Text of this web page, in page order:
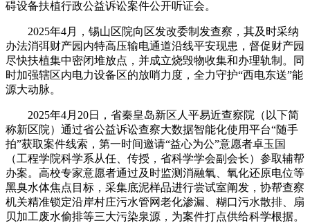
碍设备扶植行政公益诉讼案件公开听证会。
2025年4月，锡山区院向区发改委制发查察，其及时采纳
办法消弭财产园内特高压输电通道沿线平安现患，督促财产园
尽快扶植集中密闭堆放点，并成立烧毁物收集和办理轨制。同
时加强辖区内电力设备区的放哨力度，全力守护“西电东送”能
源大动脉。
2025年4月20日，省秦皇岛新区人平易近查察院（以下简
称新区院）通过省公益诉讼查察大数据智能化使用平台“随手
拍”获取案件线索，第一时间邀请“益心为公”意愿者卓玉国
（工程学院科学系从任、传授，省科学学会副会长）参取辅帮
办案。高校专家意愿者通过及时监测消融氧、氧化还原电位等
黑臭水体焦点目标，采集底泥样品进行尝试室阐发，协帮查察
机关精准锁定沿岸村庄污水管网老化渗漏、糊口污水散排、扇
贝加工废水偷排等三大污染泉源，为案件打点供给科学根据。